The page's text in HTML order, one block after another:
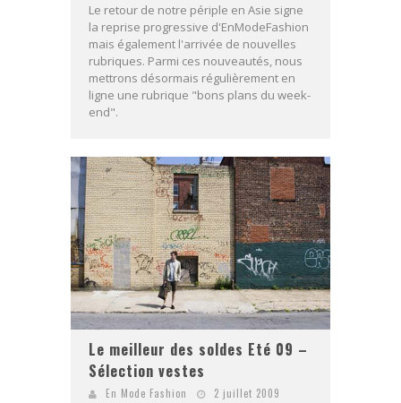
Le retour de notre périple en Asie signe
la reprise progressive d'EnModeFashion
mais également l'arrivée de nouvelles
rubriques. Parmi ces nouveautés, nous
mettrons désormais régulièrement en
ligne une rubrique "bons plans du week-
end".
Le meilleur des soldes Eté 09 –
Sélection vestes
En Mode Fashion
2 juillet 2009